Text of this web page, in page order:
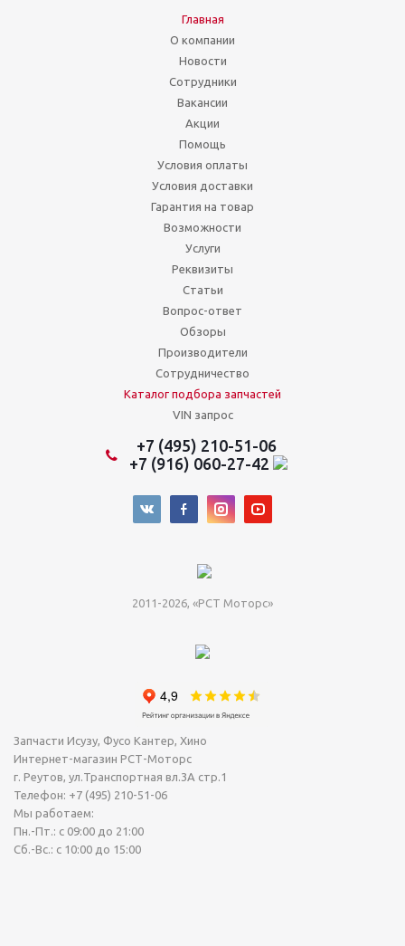
Главная
О компании
Новости
Сотрудники
Вакансии
Акции
Помощь
Условия оплаты
Условия доставки
Гарантия на товар
Возможности
Услуги
Реквизиты
Статьи
Вопрос-ответ
Обзоры
Производители
Сотрудничество
Каталог подбора запчастей
VIN запрос
+7 (495) 210-51-06
+7 (916) 060-27-42
2011-2026, «РСТ Моторс»
Запчасти Исузу, Фусо Кантер, Хино
Интернет-магазин РСТ-Моторс
г. Реутов, ул.Транспортная вл.3А стр.1
Телефон: +7 (495) 210-51-06
Мы работаем:
Пн.-Пт.: с 09:00 до 21:00
Сб.-Вс.: с 10:00 до 15:00